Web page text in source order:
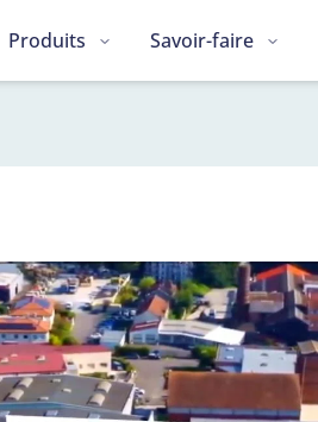
Produits Savoir-faire